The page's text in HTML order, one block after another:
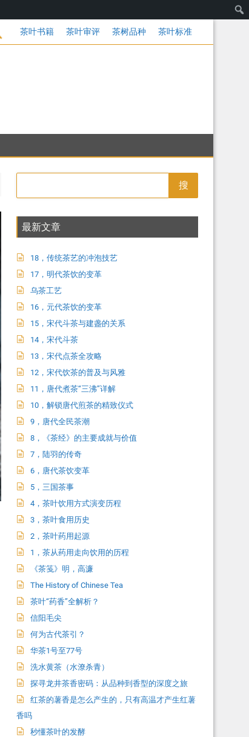
茶叶书籍 茶叶审评 茶树品种 茶叶标准
搜
最新文章
18，传统茶艺的冲泡技艺
17，明代茶饮的变革
乌茶工艺
16，元代茶饮的变革
15，宋代斗茶与建盏的关系
14，宋代斗茶
13，宋代点茶全攻略
12，宋代饮茶的普及与风雅
11，唐代煮茶“三沸”详解
10，解锁唐代煎茶的精致仪式
9，唐代全民茶潮
8，《茶经》的主要成就与价值
7，陆羽的传奇
6，唐代茶饮变革
5，三国茶事
4，茶叶饮用方式演变历程
3，茶叶食用历史
2，茶叶药用起源
1，茶从药用走向饮用的历程
《茶笺》明，高濂
The History of Chinese Tea
茶叶“药香”全解析？
信阳毛尖
何为古代茶引？
华茶1号至77号
洗水黄茶（水潦杀青）
探寻龙井茶香密码：从品种到香型的深度之旅
红茶的薯香是怎么产生的，只有高温才产生红薯
香吗
秒懂茶叶的发酵